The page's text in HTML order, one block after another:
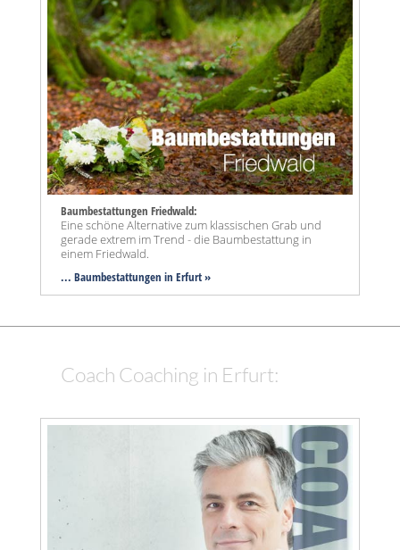
Baumbestattungen Friedwald:
Eine schöne Alternative zum klassischen Grab und
gerade extrem im Trend - die Baumbestattung in
einem Friedwald.
... Baumbestattungen in Erfurt »
Coach Coaching in Erfurt: